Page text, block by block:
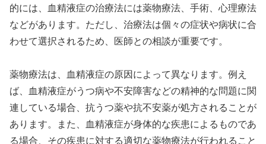
的には、血精液症の治療法には薬物療法、手術、心理療法
などがあります。ただし、治療法は個々の症状や病状に合
わせて選択されるため、医師との相談が重要です。
薬物療法は、血精液症の原因によって異なります。例え
ば、血精液症がうつ病や不安障害などの精神的な問題に関
連している場合、抗うつ薬や抗不安薬が処方されることが
あります。また、血精液症が身体的な疾患によるものであ
る場合、その疾患に対する適切な薬物療法が行われること